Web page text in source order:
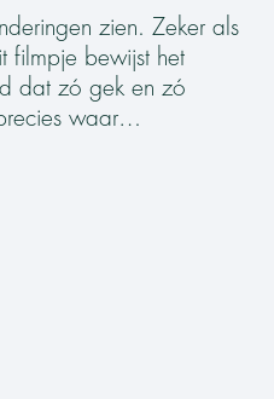
zien. Zeker als
filmpje bewijst het
dat zó gek en zó
waar…